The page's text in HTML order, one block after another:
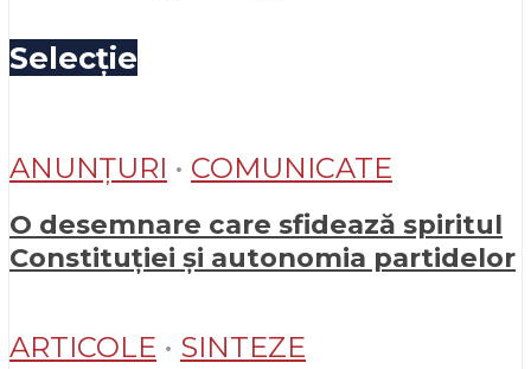
Selecție
ANUNȚURI • COMUNICATE
O desemnare care sfidează spiritul
Constituției și autonomia partidelor
ARTICOLE • SINTEZE